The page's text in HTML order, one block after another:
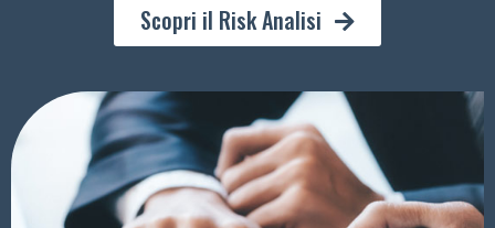
Scopri il Risk Analisi